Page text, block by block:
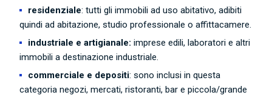
residenziale: tutti gli immobili ad uso abitativo, adibiti
quindi ad abitazione, studio professionale o affittacamere.
industriale e artigianale: imprese edili, laboratori e altri
immobili a destinazione industriale.
commerciale e depositi: sono inclusi in questa
categoria negozi, mercati, ristoranti, bar e piccola/grande